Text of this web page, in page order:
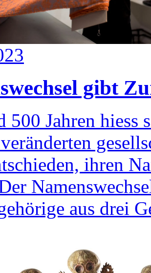
gibt
500 Jahren
ihren
aus drei